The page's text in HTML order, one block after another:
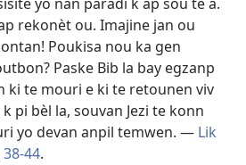
rekonèt ou. Imajine jan ou
Poukisa nou ka gen
Paske Bib la bay egzanp
ki te mouri e ki te retounen viv
pi bèl la, souvan Jezi te konn
yo devan anpil temwen. — Lik
38-44.